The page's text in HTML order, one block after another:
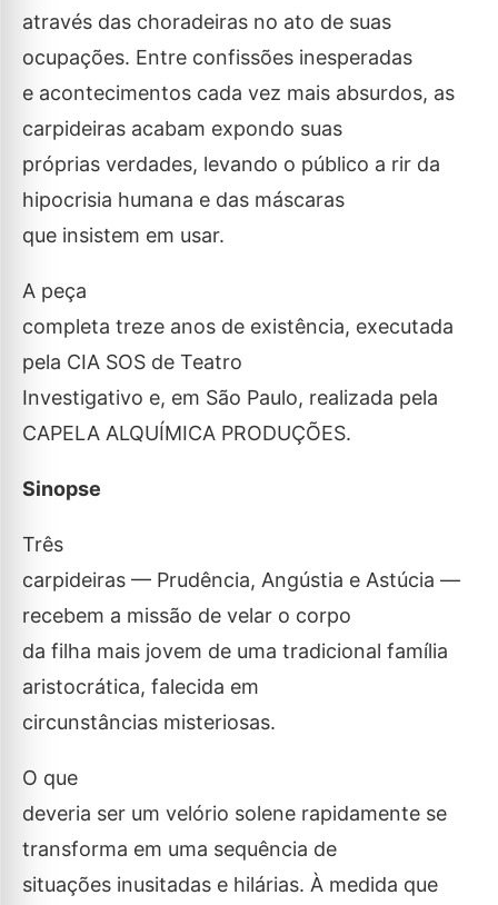
através das choradeiras no ato de suas
ocupações. Entre confissões inesperadas
e acontecimentos cada vez mais absurdos, as
carpideiras acabam expondo suas
próprias verdades, levando o público a rir da
hipocrisia humana e das máscaras
que insistem em usar.
A peça
completa treze anos de existência, executada
pela CIA SOS de Teatro
Investigativo e, em São Paulo, realizada pela
CAPELA ALQUÍMICA PRODUÇÕES.
Sinopse
Três
carpideiras — Prudência, Angústia e Astúcia —
recebem a missão de velar o corpo
da filha mais jovem de uma tradicional família
aristocrática, falecida em
circunstâncias misteriosas.
O que
deveria ser um velório solene rapidamente se
transforma em uma sequência de
situações inusitadas e hilárias. À medida que